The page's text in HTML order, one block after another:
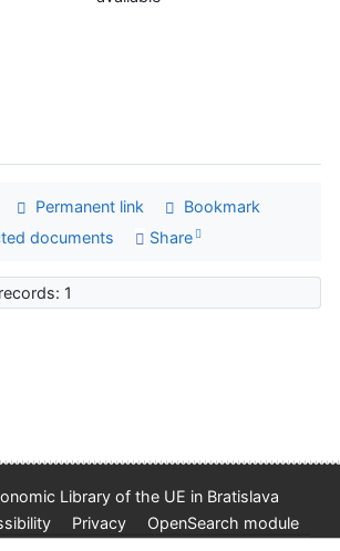
Permanent link
Bookmark
documents Share
1
Privacy
OpenSearch module